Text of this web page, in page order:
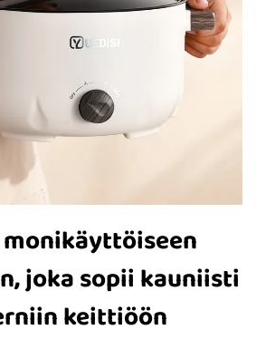
joka sopii kauniisti
keittiöön